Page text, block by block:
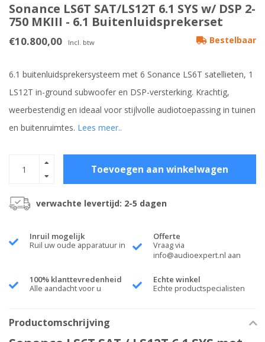
Sonance LS6T SAT/LS12T 6.1 SYS w/ DSP 2-
750 MKIII - 6.1 Buitenluidsprekerset
€10.800,00 Incl. btw Bestelbaar
6.1 buitenluidsprekersysteem met 6 Sonance LS6T satellieten, 1
LS12T in-ground subwoofer en DSP-versterking. Krachtig,
weerbestendig en ideaal voor stijlvolle audiotoepassing in tuinen
en buitenruimtes. Lees meer..
Toevoegen aan winkelwagen
verwachte levertijd: 2-5 dagen
Inruil mogelijk
Ruil uw oude apparatuur in
Offerte
Vraag via
info@audioexpert.nl aan
100% klanttevredenheid
Alle aandacht voor u
Echte winkel
Echte productspecialisten
Productomschrijving